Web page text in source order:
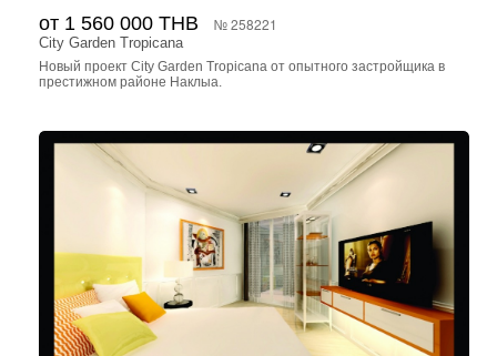
от 1 560 000 THB № 258221
City Garden Tropicana
Новый проект City Garden Tropicana от опытного застройщика в
престижном районе Наклыа.